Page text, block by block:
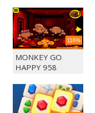
116%
MONKEY GO
HAPPY 958